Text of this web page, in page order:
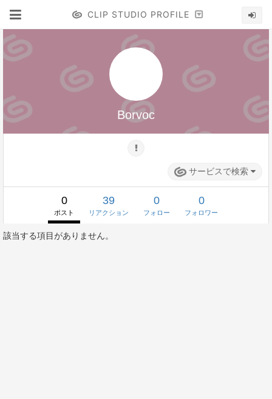
CLIP STUDIO PROFILE
Borvoc
サービスで検索
0
ポスト
39
リアクション
0
フォロー
0
フォロワー
該当する項目がありません。